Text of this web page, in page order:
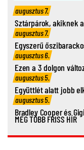
augusztus 7.
Sztárpárok, akiknek
augusztus 7.
Egyszerű
augusztus 6.
Ezen a 3 dolgon
augusztus 5.
Együttlét alatt jobb
augusztus 5.
Bradley Cooper és
MÉG TÖBB FRISS HÍR